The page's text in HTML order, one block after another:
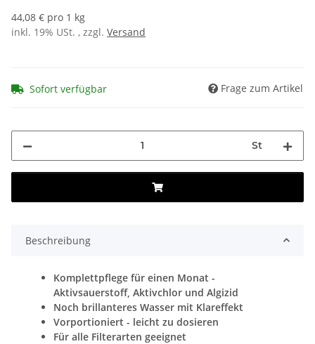
44,08 € pro 1 kg
inkl. 19% USt. , zzgl. Versand
Sofort verfügbar Frage zum Artikel
St
Beschreibung
Komplettpflege für einen Monat -
Aktivsauerstoff, Aktivchlor und Algizid
Noch brillanteres Wasser mit Klareffekt
Vorportioniert - leicht zu dosieren
Für alle Filterarten geeignet